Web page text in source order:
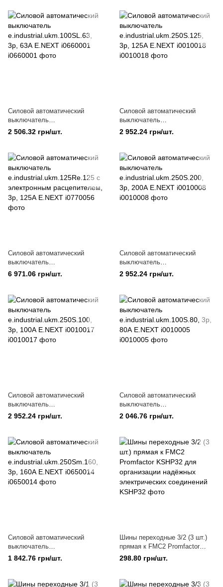
Силовой автоматический
выключатель
e.industrial.ukm.100SL.63, 3р,
63А E.NEXT i0660001
2 506.32 грн/шт.
Силовой автоматический
выключатель
e.industrial.ukm.250S.125, 3р,
125А E.NEXT i0010018
2 952.24 грн/шт.
Силовой автоматический
выключатель
e.industrial.ukm.125Re.125 с
электронным расцепителем,
6 971.06 грн/шт.
Силовой автоматический
выключатель
e.industrial.ukm.250S.200, 3р,
200А E.NEXT i0010008
2 952.24 грн/шт.
Силовой автоматический
выключатель
e.industrial.ukm.250S.100, 3р,
100А E.NEXT i0010017
2 952.24 грн/шт.
Силовой автоматический
выключатель
e.industrial.ukm.100S.80, 3р,
80А E.NEXT i0010005
2 046.76 грн/шт.
Силовой автоматический
выключатель
e.industrial.ukm.250Sm.160, 3р,
160А E.NEXT i0650014
1 842.76 грн/шт.
Шины переходные 3/2 (3 шт.)
прямая к FMC2 Promfactor
KSHP32 для организации
надёжных электрических
298.80 грн/шт.